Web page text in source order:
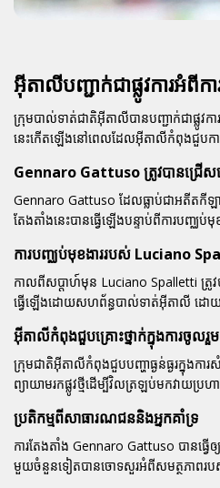
អ៊ីតាលីបញ្ជាក់ជាផ្លូវការអំ
ក្រុមបាល់ទាត់ជាតិអ៊ីតាលីបានបញ្ជាក់ជាផ្លូវកា
នេះកើតឡើងនៅពេលដែលអ៊ីតាលីកំពុងជួបកា
Gennaro Gattuso ត្រូវបានជ្រើសរ
Gennaro Gattuso ដែលធ្លាប់ជាអតីតកីឡ
តែងតាំងនេះបានធ្វើឡើងបន្ទាប់ពីការបញ្ឈប់
ការបញ្ឈប់មុខងាររបស់ Luciano
កាលពីសប្តាហ៍មុន Luciano Spalletti ត្រូ
ធ្វើឡើងដោយសហព័ន្ធបាល់ទាត់អ៊ីតាលី ដោយ
អ៊ីតាលីកំពុងជួបគ្រោះថ្នាក់ក្នុងការចូល
ក្រុមជាតិអ៊ីតាលីកំពុងជួបបញ្ហាធ្ងន់ធ្ងរក្នុងក
ព្យាយាមរកផ្លូវថ្មីដើម្បីវិលត្រឡប់មកវាយប្រហ
ប្រតិកម្មពីសាធារណជននិងអ្នកគាំទ្រ
ការតែងតាំង Gennaro Gattuso បានធ្វ
មួយចំនួនទៀតបានចោទសួរអំពីសមត្ថភាពរបស់